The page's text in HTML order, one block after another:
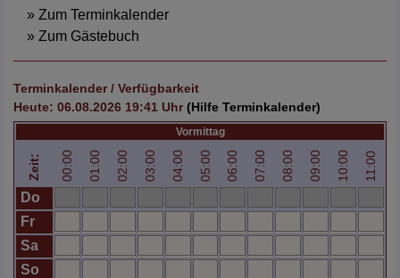
» Zum Terminkalender
» Zum Gästebuch
Terminkalender / Verfügbarkeit
Heute: 06.08.2026 19:41 Uhr(Hilfe Terminkalender)
Vormittag
Zeit: 00:00 01:00 02:00 03:00 04:00 05:00 06:00 07:00 08:00 09:00 10:00 11:00
Do
Fr
Sa
So